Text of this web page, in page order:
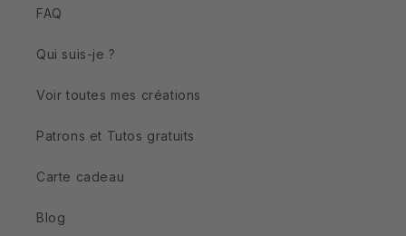
FAQ
Qui suis-je ?
Voir toutes mes créations
Patrons et Tutos gratuits
Carte cadeau
Blog